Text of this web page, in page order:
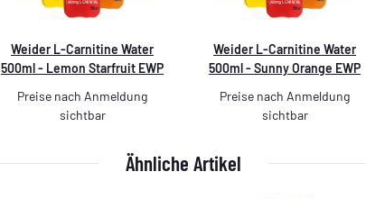
Weider L-Carnitine Water
500ml - Lemon Starfruit EWP
Preise nach Anmeldung
sichtbar
Weider L-Carnitine Water
500ml - Sunny Orange EWP
Preise nach Anmeldung
sichtbar
Ähnliche Artikel